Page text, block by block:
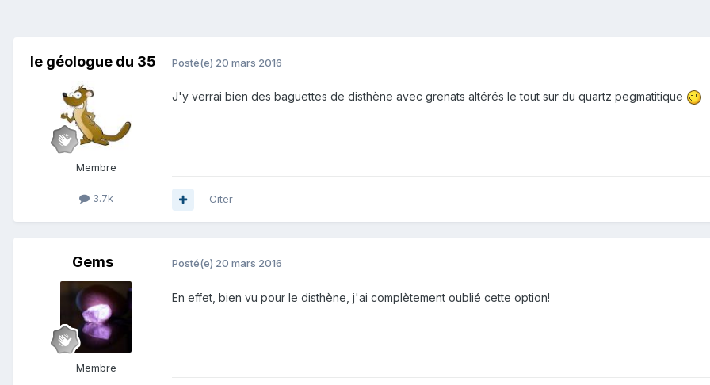
le géologue du 35
Membre
3.7k
Posté(e) 20 mars 2016
J'y verrai bien des baguettes de disthène avec grenats altérés le tout sur du quartz pegmatitique
Citer
Gems
Membre
Posté(e) 20 mars 2016
En effet, bien vu pour le disthène, j'ai complètement oublié cette option!